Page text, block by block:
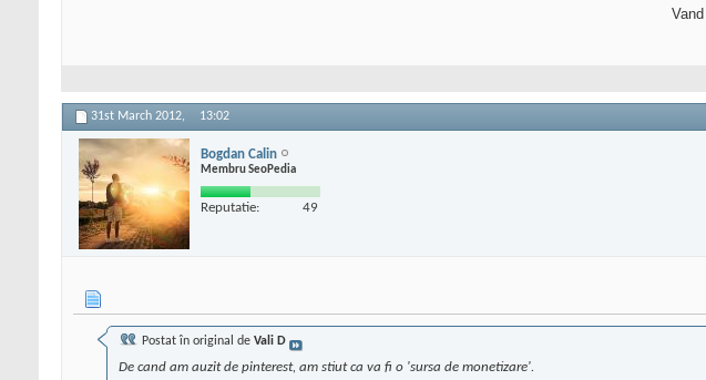
Vand
31st March 2012, 13:02
Bogdan Calin
Membru SeoPedia
Reputatie: 49
Postat în original de Vali D
De cand am auzit de pinterest, am stiut ca va fi o 'sursa de monetizare'.